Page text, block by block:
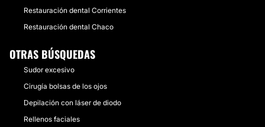
Restauración dental Corrientes
Restauración dental Chaco
OTRAS BÚSQUEDAS
Sudor excesivo
Cirugía bolsas de los ojos
Depilación con láser de diodo
Rellenos faciales